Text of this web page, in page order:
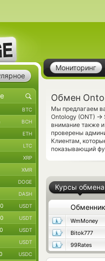
Мониторинг
Обмен
Мы предлагаем
Ontology (ONT) →
внимание также
проверены
Клиентам,
показывающий
Курсы обмена
Обменник
WmMoney
Bitok777
99Rates
BTC
BCH
ETH
LTC
XRP
XMR
DOGE
DASH
USDT
USDT
USDT
USDT
USDC